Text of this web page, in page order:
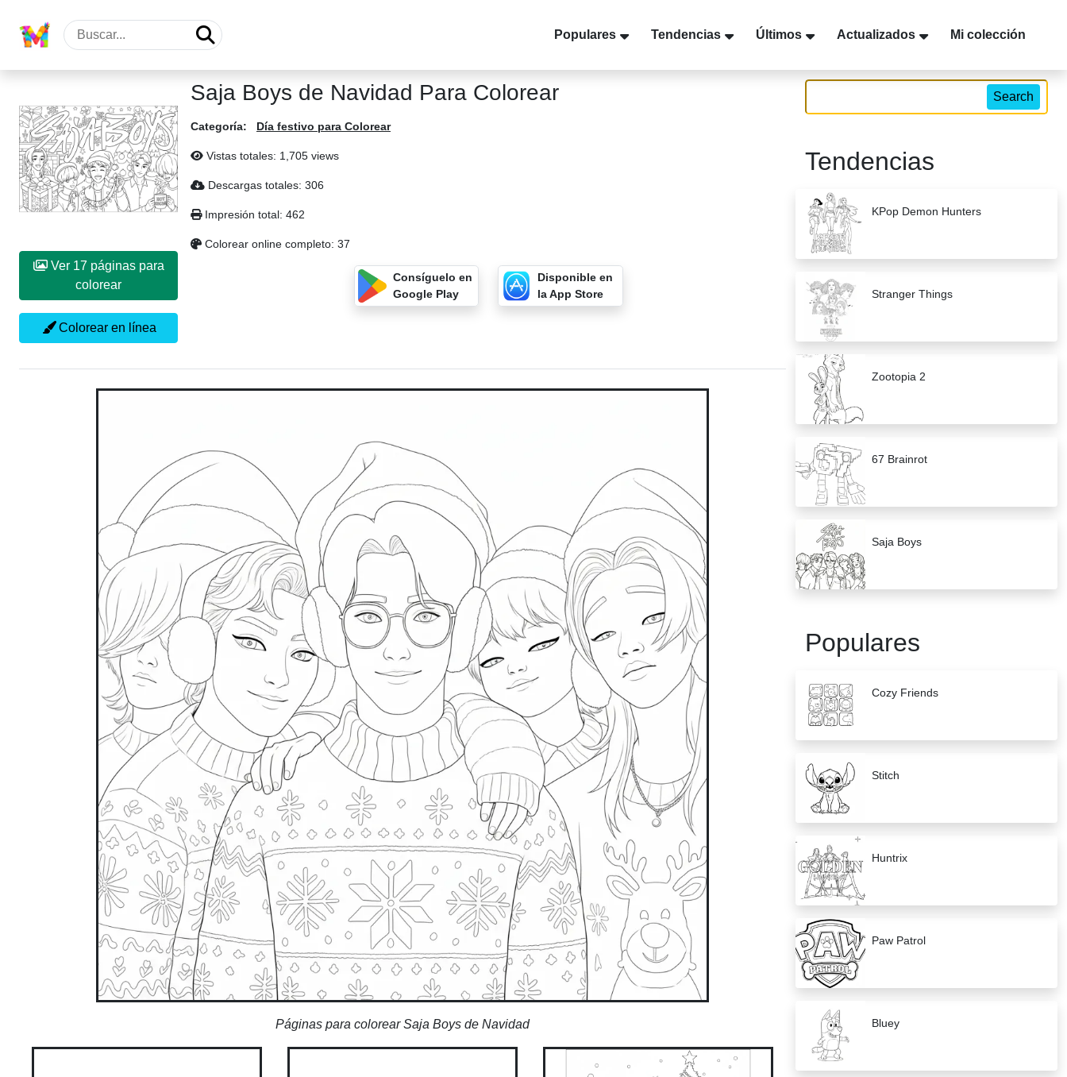
Populares Tendencias Últimos Actualizados Mi colección
Ver 17 páginas para
colorear
Colorear en línea
Saja Boys de Navidad Para Colorear
Categoría: Día festivo para Colorear
Vistas totales: 1,705 views
Descargas totales: 306
Impresión total: 462
Colorear online completo: 37
Consíguelo en
Google Play
Disponible en
la App Store
Páginas para colorear Saja Boys de Navidad
Search
Tendencias
KPop Demon Hunters
Stranger Things
Zootopia 2
67 Brainrot
Saja Boys
Populares
Cozy Friends
Stitch
Huntrix
Paw Patrol
Bluey